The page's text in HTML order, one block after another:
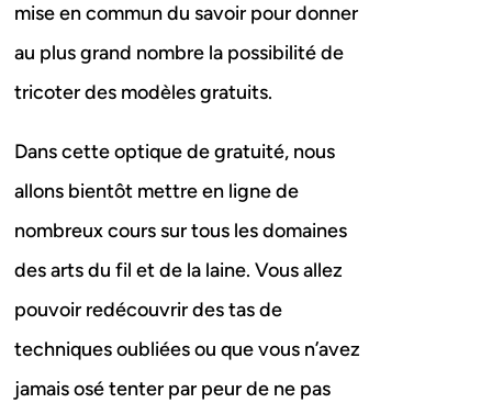
mise en commun du savoir pour donner
au plus grand nombre la possibilité de
tricoter des modèles gratuits.
Dans cette optique de gratuité, nous
allons bientôt mettre en ligne de
nombreux cours sur tous les domaines
des arts du fil et de la laine. Vous allez
pouvoir redécouvrir des tas de
techniques oubliées ou que vous n’avez
jamais osé tenter par peur de ne pas